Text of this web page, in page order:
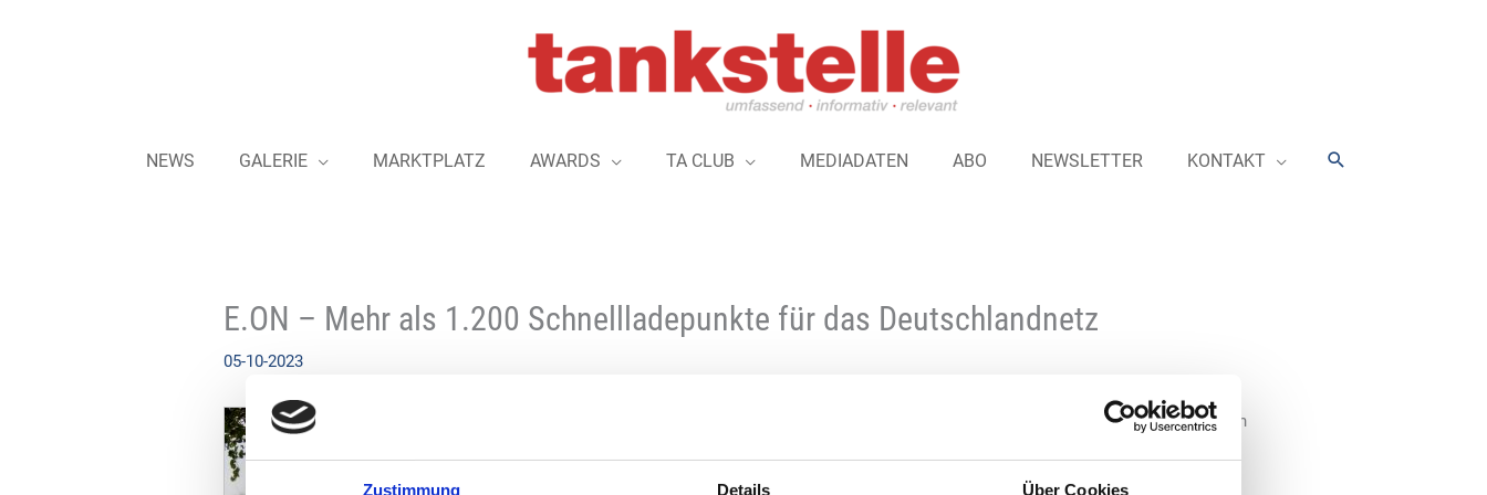
Zustimmung Details Über Cookies
NEWS GALERIE MARKTPLATZ AWARDS TA CLUB MEDIADATEN ABO NEWSLETTER KONTAKT Suchen
E.ON – Mehr als 1.200 Schnellladepunkte für das Deutschlandnetz
05-10-2023
E.ON wird Teil des Deutschlandnetzes. Das Energieunternehmen erhielt den
Schnellladepunkten an rund 140 Standorten vom Ministerium für Digitales